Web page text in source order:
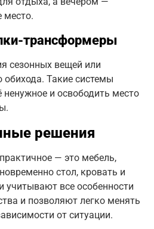
место.
трансформеры
сезонных вещей или
Такие системы
и освободить место
решения
— это мебель,
стол, кровать и
учитывают все особенности
и позволяют легко менять
от ситуации.